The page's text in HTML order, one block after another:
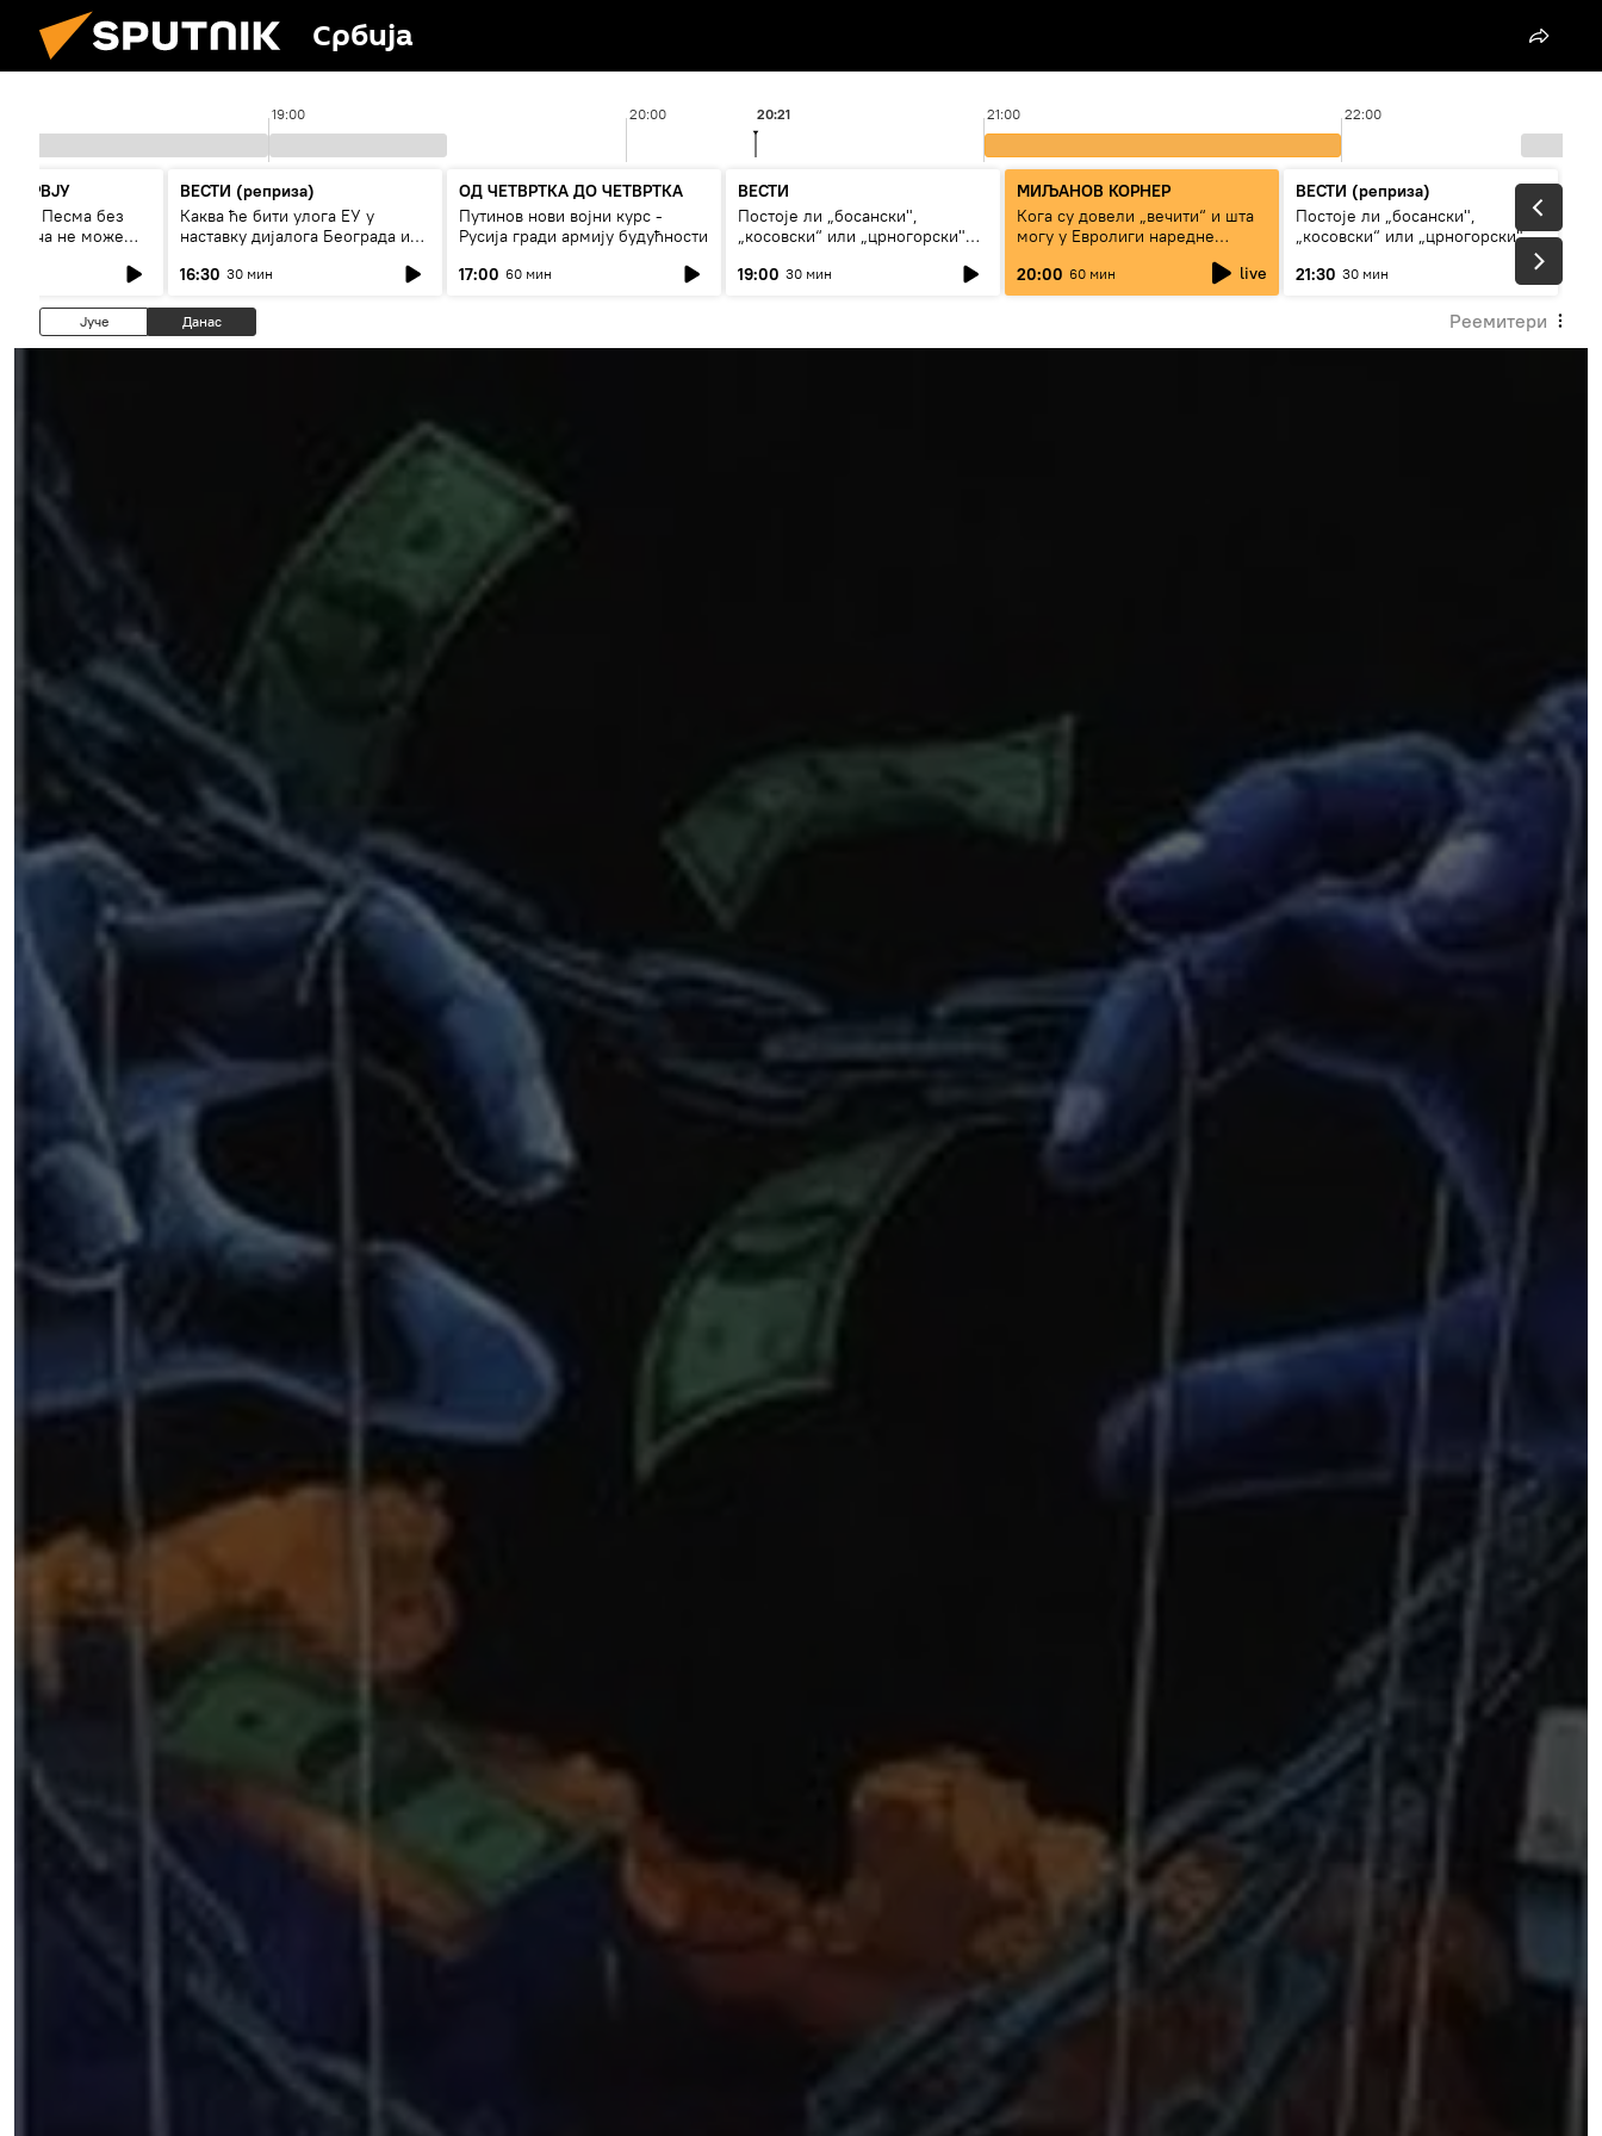
Србија
19:00 20:00 21:00 22:00
20:21
Песма без
не може
ВЕСТИ (реприза)
Каква ће бити улога ЕУ у
наставку дијалога Београда и
16:30 30 мин
ОД ЧЕТВРТКА ДО ЧЕТВРТКА
Путинов нови војни курс -
Русија гради армију будућности
17:00 60 мин
ВЕСТИ
Постоје ли „босански",
„косовски“ или „црногорски"
19:00 30 мин
МИЉАНОВ КОРНЕР
Кога су довели „вечити“ и шта
могу у Евролиги наредне
20:00 60 мин live
ВЕСТИ (реприза)
Постоје ли „босански",
„косовски“ или „црногорски"
21:30 30 мин
Јуче Данас Реемитери